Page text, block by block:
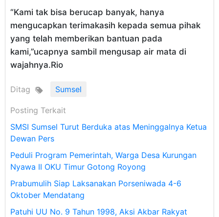
“Kami tak bisa berucap banyak, hanya
mengucapkan terimakasih kepada semua pihak
yang telah memberikan bantuan pada
kami,”ucapnya sambil mengusap air mata di
wajahnya.Rio
Ditag Sumsel
Posting Terkait
SMSI Sumsel Turut Berduka atas Meninggalnya Ketua
Dewan Pers
Peduli Program Pemerintah, Warga Desa Kurungan
Nyawa II OKU Timur Gotong Royong
Prabumulih Siap Laksanakan Porseniwada 4-6
Oktober Mendatang
Patuhi UU No. 9 Tahun 1998, Aksi Akbar Rakyat